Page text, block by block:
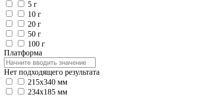
5 г
10 г
20 г
50 г
100 г
Платформа
Нет подходящего результата
215х340 мм
234x185 мм